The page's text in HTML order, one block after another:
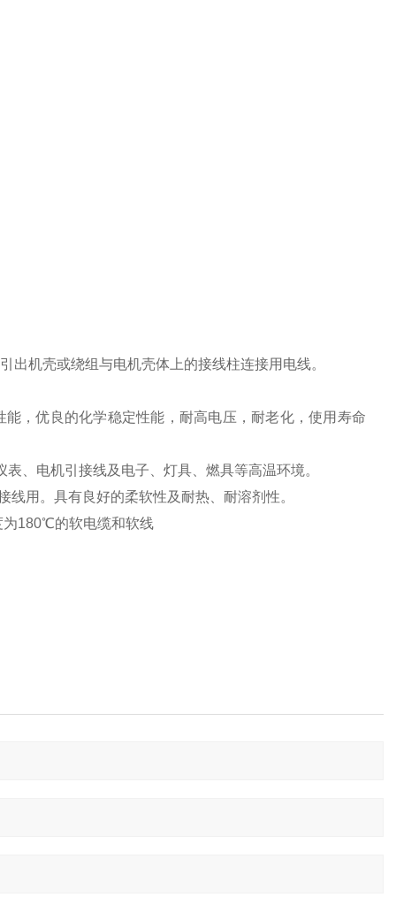
机壳或绕组与电机壳体上的接线柱连接用电线。
，优良的化学稳定性能，耐高电压，耐老化，使用寿命
电机引接线及电子、灯具、燃具等高温环境。
用。具有良好的柔软性及耐热、耐溶剂性。
180℃的软电缆和软线